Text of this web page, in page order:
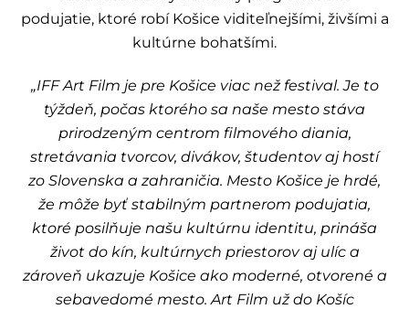
podujatie, ktoré robí Košice viditeľnejšími, živšími a
kultúrne bohatšími.
„IFF Art Film je pre Košice viac než festival. Je to
týždeň, počas ktorého sa naše mesto stáva
prirodzeným centrom filmového diania,
stretávania tvorcov, divákov, študentov aj hostí
zo Slovenska a zahraničia. Mesto Košice je hrdé,
že môže byť stabilným partnerom podujatia,
ktoré posilňuje našu kultúrnu identitu, prináša
život do kín, kultúrnych priestorov aj ulíc a
zároveň ukazuje Košice ako moderné, otvorené a
sebavedomé mesto. Art Film už do Košíc